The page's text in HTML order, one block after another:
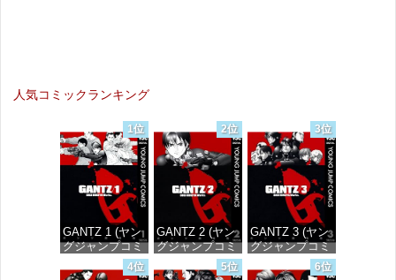
人気コミックランキング
1位
GANTZ 1 (ヤン
グジャンプコミ
ックスDIGITAL)
2位
GANTZ 2 (ヤン
グジャンプコミ
ックスDIGITAL)
3位
GANTZ 3 (ヤン
グジャンプコミ
ックスDIGITAL)
4位 5位 6位